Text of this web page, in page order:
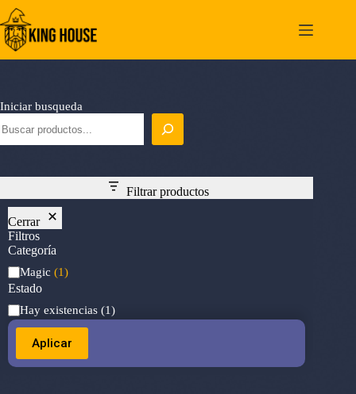
Saltar
al
contenido
Iniciar busqueda
Filtrar productos
Cerrar
Filtros
Categoría
Categoría
Magic (1)
Estado
Estado
Hay existencias (1)
Aplicar